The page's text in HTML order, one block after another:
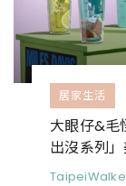
居家生活
大眼仔&毛
出沒系列